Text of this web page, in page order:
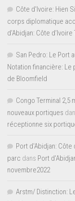
Côte d'Ivoire: Hien
corps diplomatique
d’Abidjan: Côte
San Pedro: Le Port
Notation financière: Le
de Bloomfield
Congo Terminal 2,5
nouveaux portiques
réceptionne six
Port d'Abidjan:
parc dans Port
novembre2022
Arstm/ Distinction: